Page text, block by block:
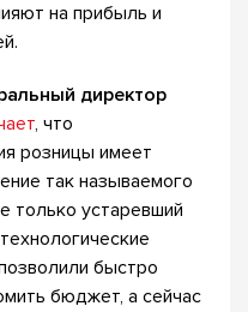
на прибыль и
директор
, что
розницы имеет
так называемого
только устаревший
быстро
бюджет, а сейчас